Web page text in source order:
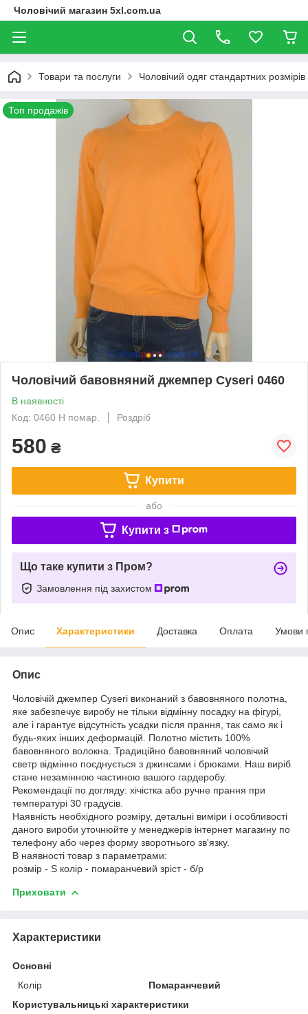
Чоловічий магазин 5xl.com.ua
Товари та послуги Чоловічий одяг стандартних розмірів
Топ продажів
Чоловічий бавовняний джемпер Cyseri 0460
В наявності
Код: 0460 H помар.
Роздріб
580 ₴
Купити
або
Купити з
Що таке купити з Пром?
Замовлення під захистом
Опис Характеристики Доставка Оплата Умови
Опис
Чоловічій джемпер Cyseri виконаний з бавовняного полотна,
яке забезпечує виробу не тільки відмінну посадку на фігурі,
але і гарантує відсутність усадки після прання, так само як і
будь-яких інших деформацій. Полотно містить 100%
бавовняного волокна. Традиційно бавовняний чоловічий
светр відмінно поєднується з джинсами і брюками. Наш виріб
стане незамінною частиною вашого гардеробу.
Рекомендації по догляду: хічістка або ручне прання при
температурі 30 градусів.
Наявність необхідного розміру, детальні виміри і особливості
даного вироби уточнюйте у менеджерів інтернет магазину по
телефону або через форму зворотнього зв'язку.
В наявності товар з параметрами:
розмір - S колір - помаранчевий зріст - б/р
Приховати
Характеристики
Основні
Колір
Помаранчевий
Користувальницькі характеристики